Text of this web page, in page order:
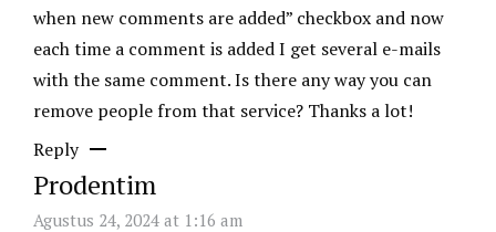
when new comments are added” checkbox and now
each time a comment is added I get several e-mails
with the same comment. Is there any way you can
remove people from that service? Thanks a lot!
Reply
Prodentim
Agustus 24, 2024 at 1:16 am